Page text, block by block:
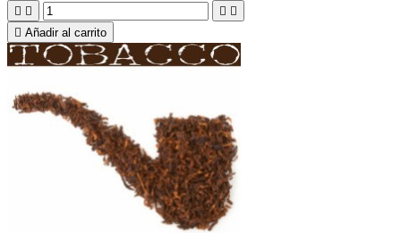
   
 Añadir al carrito